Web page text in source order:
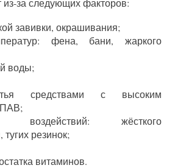
завивки, окрашивания;
фена, бани, жаркого
воды;
средствами с высоким
воздействий: жёсткого
резинок;
витаминов.